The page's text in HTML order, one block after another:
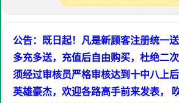
公告：既日起！凡是新顾客注册统一
多充多送，充值后自由购买，杜绝二
须经过审核员严格审核达到十中八上
英雄豪杰，欢迎各路高手前来发表，